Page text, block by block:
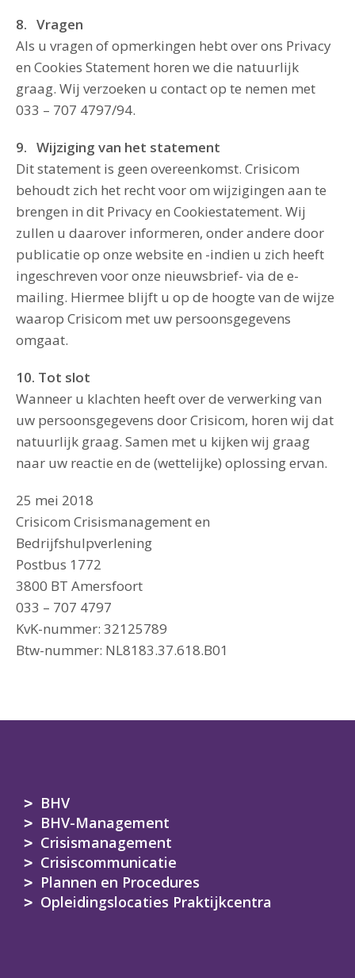
8. Vragen
Als u vragen of opmerkingen hebt over ons Privacy
en Cookies Statement horen we die natuurlijk
graag. Wij verzoeken u contact op te nemen met
033 – 707 4797/94.
9. Wijziging van het statement
Dit statement is geen overeenkomst. Crisicom
behoudt zich het recht voor om wijzigingen aan te
brengen in dit Privacy en Cookiestatement. Wij
zullen u daarover informeren, onder andere door
publicatie op onze website en -indien u zich heeft
ingeschreven voor onze nieuwsbrief- via de e-
mailing. Hiermee blijft u op de hoogte van de wijze
waarop Crisicom met uw persoonsgegevens
omgaat.
10. Tot slot
Wanneer u klachten heeft over de verwerking van
uw persoonsgegevens door Crisicom, horen wij dat
natuurlijk graag. Samen met u kijken wij graag
naar uw reactie en de (wettelijke) oplossing ervan.
25 mei 2018
Crisicom Crisismanagement en
Bedrijfshulpverlening
Postbus 1772
3800 BT Amersfoort
033 – 707 4797
KvK-nummer: 32125789
Btw-nummer: NL8183.37.618.B01
BHV
BHV-Management
Crisismanagement
Crisiscommunicatie
Plannen en Procedures
Opleidingslocaties Praktijkcentra